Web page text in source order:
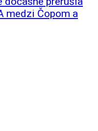
medzi Čopom a